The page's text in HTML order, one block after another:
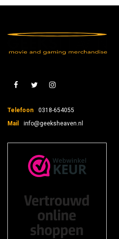
Telefoon
0318-654055
Mail
info@geeksheaven.nl